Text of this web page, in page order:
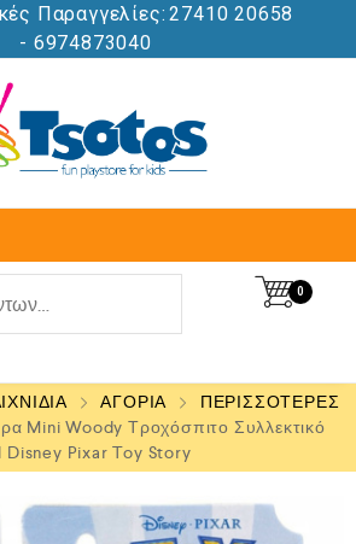
Παραγγελίες: 27410 20658
- 6974873040
0
ΑΓΟΡΙΑ
ΠΕΡΙΣΣΟΤΕΡΕΣ
Mini Woody Τροχόσπιτο Συλλεκτικό
Pixar Toy Story